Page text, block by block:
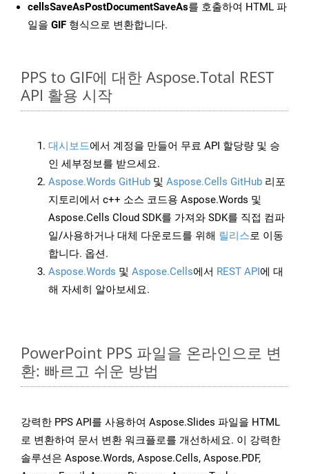
cellsSaveAsPostDocumentSaveAs를 호출하여 HTML 파
일을 GIF 형식으로 변환합니다.
PPS to GIF에 대한 Aspose.Total REST
API 활용 시작
대시보드에서 계정을 만들어 무료 API 할당량 및 승
인 세부정보를 받으세요.
Aspose.Words GitHub 및 Aspose.Cells GitHub 리포
지토리에서 c++ 소스 코드용 Aspose.Words 및
Aspose.Cells Cloud SDK를 가져와 SDK를 직접 컴파
일/사용하거나 대체 다운로드를 위해 릴리스로 이동
합니다. 옵션.
Aspose.Words 및 Aspose.Cells에서 REST API에 대
해 자세히 알아보세요.
PowerPoint PPS 파일을 온라인으로 변
환: 빠르고 쉬운 방법
강력한 PPS API를 사용하여 Aspose.Slides 파일을 HTML
로 변환하여 문서 변환 워크플로를 개선하세요. 이 강력한
솔루션은 Aspose.Words, Aspose.Cells, Aspose.PDF,